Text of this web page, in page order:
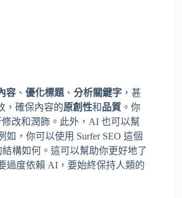
容 、 優化標題 、 分析關鍵字 ，甚
，確保內容的原創性和品質 。你
修改和潤飾。此外，AI 也可以幫
，你可以使用 Surfer SEO 這個
構如何。這可以幫助你更好地了
過度依賴 AI，要始終保持人類的